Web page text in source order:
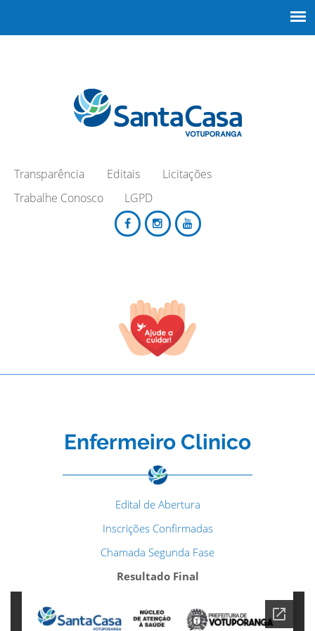
Transparência Editais
Licitações
Trabalhe Conosco
LGPD
TODOS OS CAMPOS SÃO OBRIGATÓRIOS.
Enfermeiro Clinico
Edital de Abertura
Inscrições Confirmadas
Chamada Segunda Fase
Resultado Final